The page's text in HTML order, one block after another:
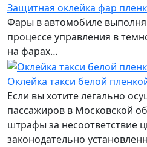
Защитная оклейка фар
Фары в автомобиле
процессе управления в
на фарах…
Оклейка такси белой
Если вы хотите легально
пассажиров в Московской
штрафы за несоответствие
законодательно